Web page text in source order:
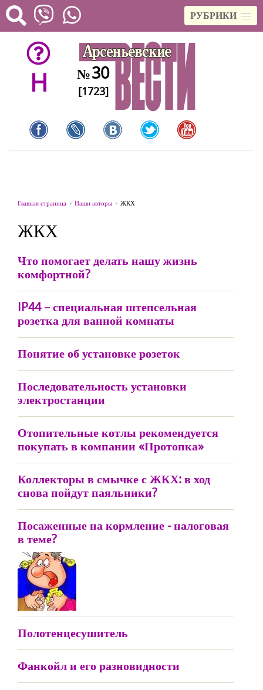
РУБРИКИ
H №30
[1723]
Главная страница Наши авторы ЖКХ
ЖКХ
Что помогает делать нашу жизнь
комфортной?
IP44 – специальная штепсельная
розетка для ванной комнаты
Понятие об установке розеток
Последовательность установки
электростанции
Отопительные котлы рекомендуется
покупать в компании «Протопка»
Коллекторы в смычке с ЖКХ: в ход
снова пойдут паяльники?
Посаженные на кормление - налоговая
в теме?
Полотенцесушитель
Фанкойл и его разновидности